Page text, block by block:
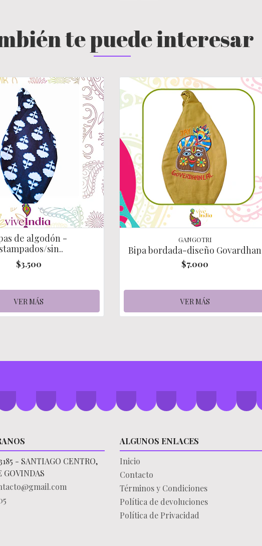
te puede interesar
de algodón -
sin..
$3.500
VER MÁS
GANGOTRI
Bipa bordada-diseño Govardhan
$7.000
VER MÁS
- SANTIAGO CENTRO,
GOVINDAS
ALGUNOS ENLACES
Inicio
Contacto
Términos y Condiciones
Política de devoluciones
Política de Privacidad